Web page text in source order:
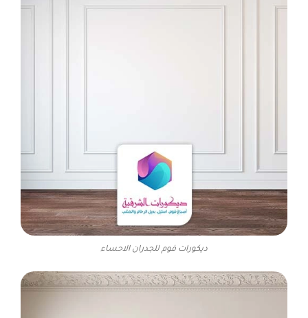
ديكورات فوم للجدران الاحساء